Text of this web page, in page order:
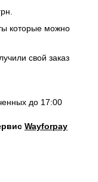
которые можно
свой заказ
до 17:00
Wayforpay